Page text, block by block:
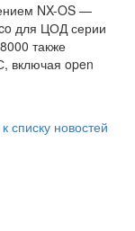
NX-OS —
для ЦОД серии
также
включая open
списку новостей